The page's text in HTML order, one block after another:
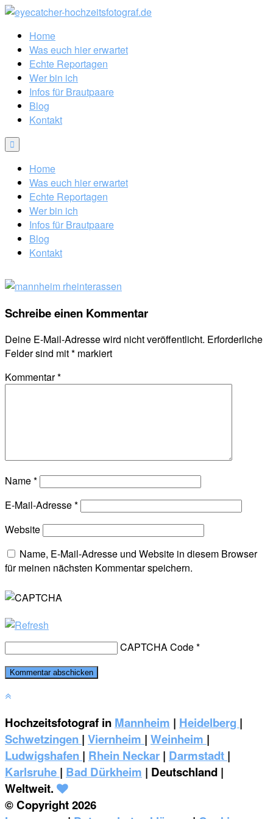
Home
Was euch hier erwartet
Echte Reportagen
Wer bin ich
Infos für Brautpaare
Blog
Kontakt
Home
Was euch hier erwartet
Echte Reportagen
Wer bin ich
Infos für Brautpaare
Blog
Kontakt
Schreibe einen Kommentar
Deine E-Mail-Adresse wird nicht veröffentlicht. Erforderliche
Felder sind mit* markiert
Kommentar*
Name*
E-Mail-Adresse*
Website
Name, E-Mail-Adresse und Website in diesem Browser
für meinen nächsten Kommentar speichern.
CAPTCHA Code*
Hochzeitsfotograf in Mannheim | Heidelberg |
Schwetzingen | Viernheim | Weinheim |
‎Ludwigshafen | Rhein Neckar | Darmstadt |
Karlsruhe | Bad Dürkheim | Deutschland |
Weltweit.
© Copyright 2026